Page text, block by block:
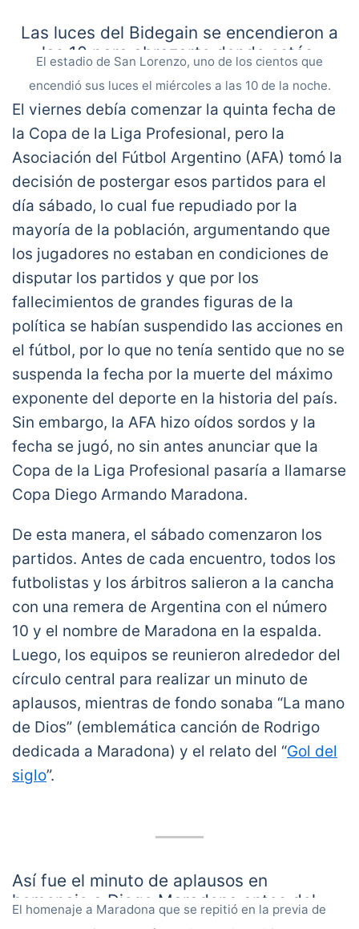
— SPORTbible (@sportbible) November 26,
2020
Las luces del Bidegain se encendieron a
las 10 para abrazarte donde estés.
Vivirás por siempre en los corazones y la
memoria emotiva de todos los
sanlorencistas, de todos los argentinos.
Te vamos a extrañar mucho, Diego.
pic.twitter.com/OY7JxsgThw
— San Lorenzo (@SanLorenzo)November 26,
2020
El estadio de San Lorenzo, uno de los cientos que
encendió sus luces el miércoles a las 10 de la noche.
El viernes debía comenzar la quinta fecha de
la Copa de la Liga Profesional, pero la
Asociación del Fútbol Argentino (AFA) tomó la
decisión de postergar esos partidos para el
día sábado, lo cual fue repudiado por la
mayoría de la población, argumentando que
los jugadores no estaban en condiciones de
disputar los partidos y que por los
fallecimientos de grandes figuras de la
política se habían suspendido las acciones en
el fútbol, por lo que no tenía sentido que no se
suspenda la fecha por la muerte del máximo
exponente del deporte en la historia del país.
Sin embargo, la AFA hizo oídos sordos y la
fecha se jugó, no sin antes anunciar que la
Copa de la Liga Profesional pasaría a llamarse
Copa Diego Armando Maradona.
De esta manera, el sábado comenzaron los
partidos. Antes de cada encuentro, todos los
futbolistas y los árbitros salieron a la cancha
con una remera de Argentina con el número
10 y el nombre de Maradona en la espalda.
Luego, los equipos se reunieron alrededor del
círculo central para realizar un minuto de
aplausos, mientras de fondo sonaba “La mano
de Dios” (emblemática canción de Rodrigo
dedicada a Maradona) y el relato del “Gol del
siglo”.
Así fue el minuto de aplausos en
homenaje a Diego Maradona antes del
comienzo del partido entre Central y River
El homenaje a Maradona que se repitió en la previa de